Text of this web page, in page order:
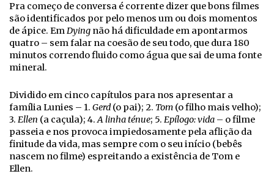
Pra começo de conversa é corrente dizer que bons filmes
são identificados por pelo menos um ou dois momentos
de ápice. EmDying não há dificuldade em apontarmos
quatro – sem falar na coesão de seu todo, que dura 180
minutos correndo fluido como água que sai de uma fonte
mineral.
Dividido em cinco capítulos para nos apresentar a
família Lunies – 1. Gerd(o pai); 2. Tom (o filho mais velho);
3. Ellen (a caçula); 4.A linha ténue; 5. Epílogo: vida – o filme
passeia e nos provoca impiedosamente pela aflição da
finitude da vida, mas sempre com o seu início (bebês
nascem no filme) espreitando a existência de Tom e
Ellen.